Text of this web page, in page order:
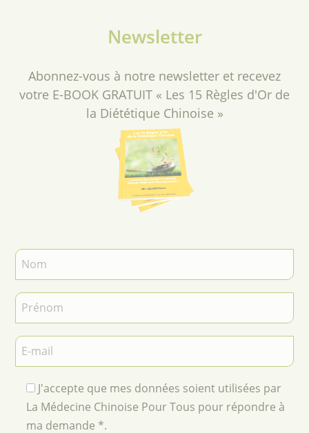
Newsletter
Abonnez-vous à notre newsletter et recevez
votre E-BOOK GRATUIT « Les 15 Règles d'Or de
la Diététique Chinoise »
J'accepte que mes données soient utilisées par
La Médecine Chinoise Pour Tous pour répondre à
ma demande *.